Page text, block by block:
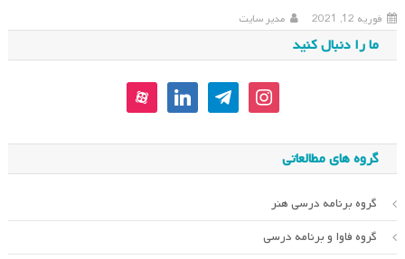
فوریه 12, 2021 مدیر سایت
ما را دنبال کنید
instagram
telegram
linkedin
aparat
گروه های مطالعاتی
گروه برنامه درسی هنر
گروه فاوا و برنامه درسی